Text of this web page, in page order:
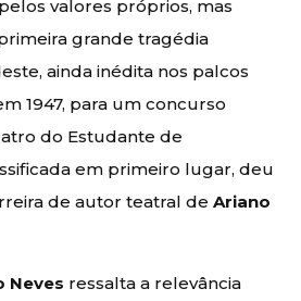
valores próprios, mas
grande tragédia
ainda inédita nos palcos
1947, para um concurso
do Estudante de
em primeiro lugar, deu
de autor teatral deAriano
Neves ressalta a relevância